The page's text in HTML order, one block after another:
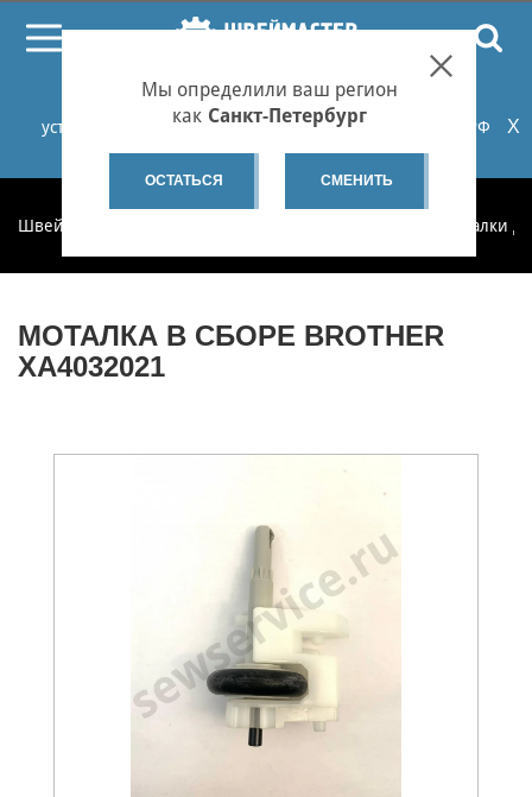
При проблемах с онлайн-оплатой заказов на сайте
установите российские сертификаты НУЦ Минцифры РФ
или используйте Яндекс.Браузер.Подробнее...
X
Мы определили ваш регион
как Санкт-Петербург
ОСТАТЬСЯ СМЕНИТЬ
Швеймастер Моталки
МОТАЛКА В СБОРЕ BROTHER
XA4032021